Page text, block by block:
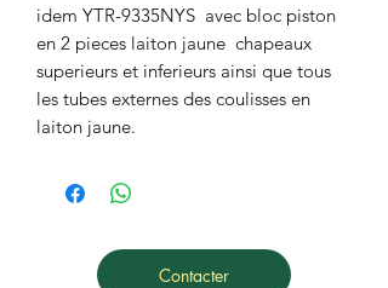
idem YTR-9335NYS  avec bloc piston
en 2 pieces laiton jaune  chapeaux
superieurs et inferieurs ainsi que tous
les tubes externes des coulisses en
laiton jaune.
Contacter